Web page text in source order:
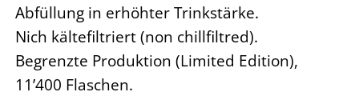
Abfüllung in erhöhter Trinkstärke.
Nich kältefiltriert (non chillfiltred).
Begrenzte Produktion (Limited Edition),
11’400 Flaschen.